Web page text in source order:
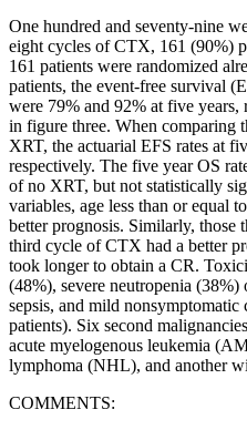
One hundred and seventy-nine
eight cycles of CTX, 161 (90%)
161 patients were randomized
patients, the event-free survival
were 79% and 92% at five years,
in figure three. When comparing
XRT, the actuarial EFS rates at
respectively. The five year OS
of no XRT, but not statistically
variables, age less than or equal
better prognosis. Similarly, those
third cycle of CTX had a better
took longer to obtain a CR.
(48%), severe neutropenia
sepsis, and mild
patients). Six second
acute myelogenous leukemia
lymphoma (NHL), and another
COMMENTS: